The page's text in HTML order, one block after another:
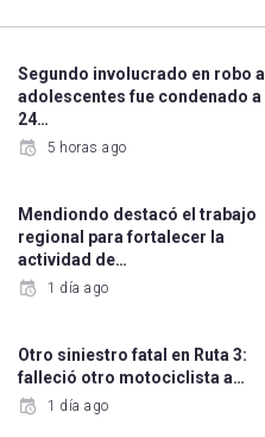
Segundo involucrado en robo a
adolescentes fue condenado a
24…
5 horas ago
Mendiondo destacó el trabajo
regional para fortalecer la
actividad de…
1 día ago
Otro siniestro fatal en Ruta 3:
falleció otro motociclista a…
1 día ago